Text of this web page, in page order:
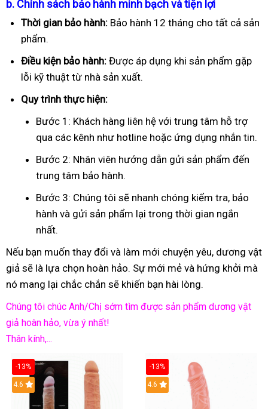
b. Chính sách bảo hành minh bạch và tiện lợi
Thời gian bảo hành: Bảo hành 12 tháng cho tất cả sản
phẩm.
Điều kiện bảo hành: Được áp dụng khi sản phẩm gặp
lỗi kỹ thuật từ nhà sản xuất.
Quy trình thực hiện:
Bước 1: Khách hàng liên hệ với trung tâm hỗ trợ
qua các kênh như hotline hoặc ứng dụng nhắn tin.
Bước 2: Nhân viên hướng dẫn gửi sản phẩm đến
trung tâm bảo hành.
Bước 3: Chúng tôi sẽ nhanh chóng kiểm tra, bảo
hành và gửi sản phẩm lại trong thời gian ngắn
nhất.
Nếu bạn muốn thay đổi và làm mới chuyện yêu, dương vật
giả sẽ là lựa chọn hoàn hảo. Sự mới mẻ và hứng khởi mà
nó mang lại chắc chắn sẽ khiến bạn hài lòng.
Chúng tôi chúc Anh/Chị sớm tìm được sản phẩm dương vật
giả hoàn hảo, vừa ý nhất!
Thân kính,...
-13%
Hot
4.6
-13%
Hot
4.6